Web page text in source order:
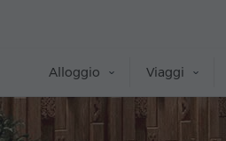
Alloggio Viaggi